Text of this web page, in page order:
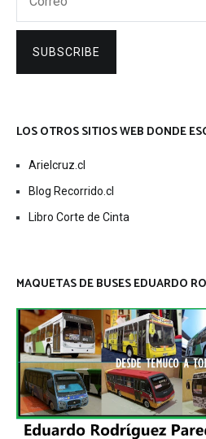
SUBSCRIBE
LOS OTROS SITIOS WEB DONDE
Arielcruz.cl
Blog Recorrido.cl
Libro Corte de Cinta
MAQUETAS DE BUSES EDUARDO